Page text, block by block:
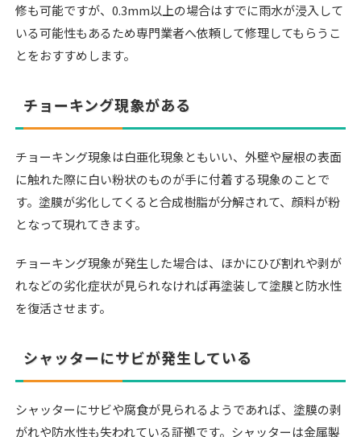
修も可能ですが、0.3mm以上の場合はすでに雨水が浸入して
いる可能性もあるため専門業者へ依頼して修理してもらうこ
とをおすすめします。
チョーキング現象がある
チョーキング現象は白亜化現象ともいい、外壁や屋根の表面
に触れた際に白い粉状のものが手に付着する現象のことで
す。塗膜が劣化してくると合成樹脂が分解されて、顔料が粉
となって現れてきます。
チョーキング現象が発生した場合は、ほかにひび割れや剥が
れなどの劣化症状が見られなければ再塗装して塗膜と防水性
を復活させます。
シャッターにサビが発生している
シャッターにサビや腐食が見られるようであれば、塗膜の剥
がれや防水性も失われている証拠です。シャッターは金属製